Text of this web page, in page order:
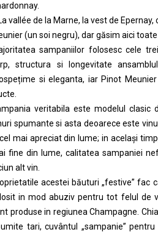
vallée de la Marne, la vest de
(un soi negru), dar găsim aici toate
sampaniilor folosesc cele
structura si longevitate
si eleganta, iar Pinot
veritabila este modelul clasic
spumante si asta deoarece este
mai apreciat din lume; in același
fine din lume, calitatea sampaniei
alt vin.
acestei băuturi „festive” fac
in mod abuziv pentru tot felul de
produse in regiunea Champagne.
tari, cuvântul „sampanie”